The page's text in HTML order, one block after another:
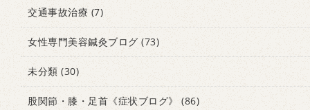
交通事故治療 (7)
女性専門美容鍼灸ブログ(73)
未分類 (30)
股関節・膝・足首《症状ブログ》 (86)